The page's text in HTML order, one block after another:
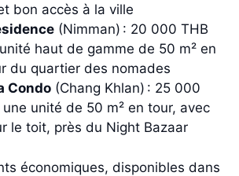
bon accès à la ville
(Nimman) : 20 000 THB
haut de gamme de 50 m² en
du quartier des nomades
Condo (Chang Khlan) : 25 000
unité de 50 m² en tour, avec
le toit, près du Night Bazaar
économiques, disponibles dans